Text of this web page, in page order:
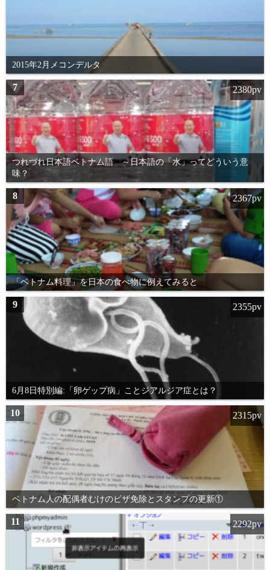
2015年2月メコンデルタ
7
つれづれ日本語ベトナム語 ～日本語の「水」ってどういう意
味？
2380pv
8
「ベトナム料理」を日本の食べ物に例えてみると
2367pv
9
6月8日特別編:「卵ゲップ病」ことジアルジア症とは？
2355pv
10
ベトナム人の配偶者むけのビザ免除とスタンプの更新①
2315pv
11 2292pv